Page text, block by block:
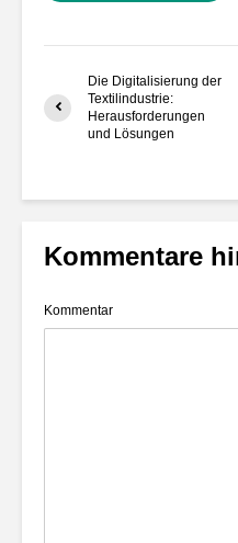
Die Digitalisierung der
Textilindustrie:
Herausforderungen
und Lösungen
Kommentare
Kommentar